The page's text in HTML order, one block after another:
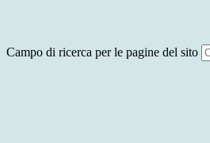
Campo di ricerca per le pagine del sito